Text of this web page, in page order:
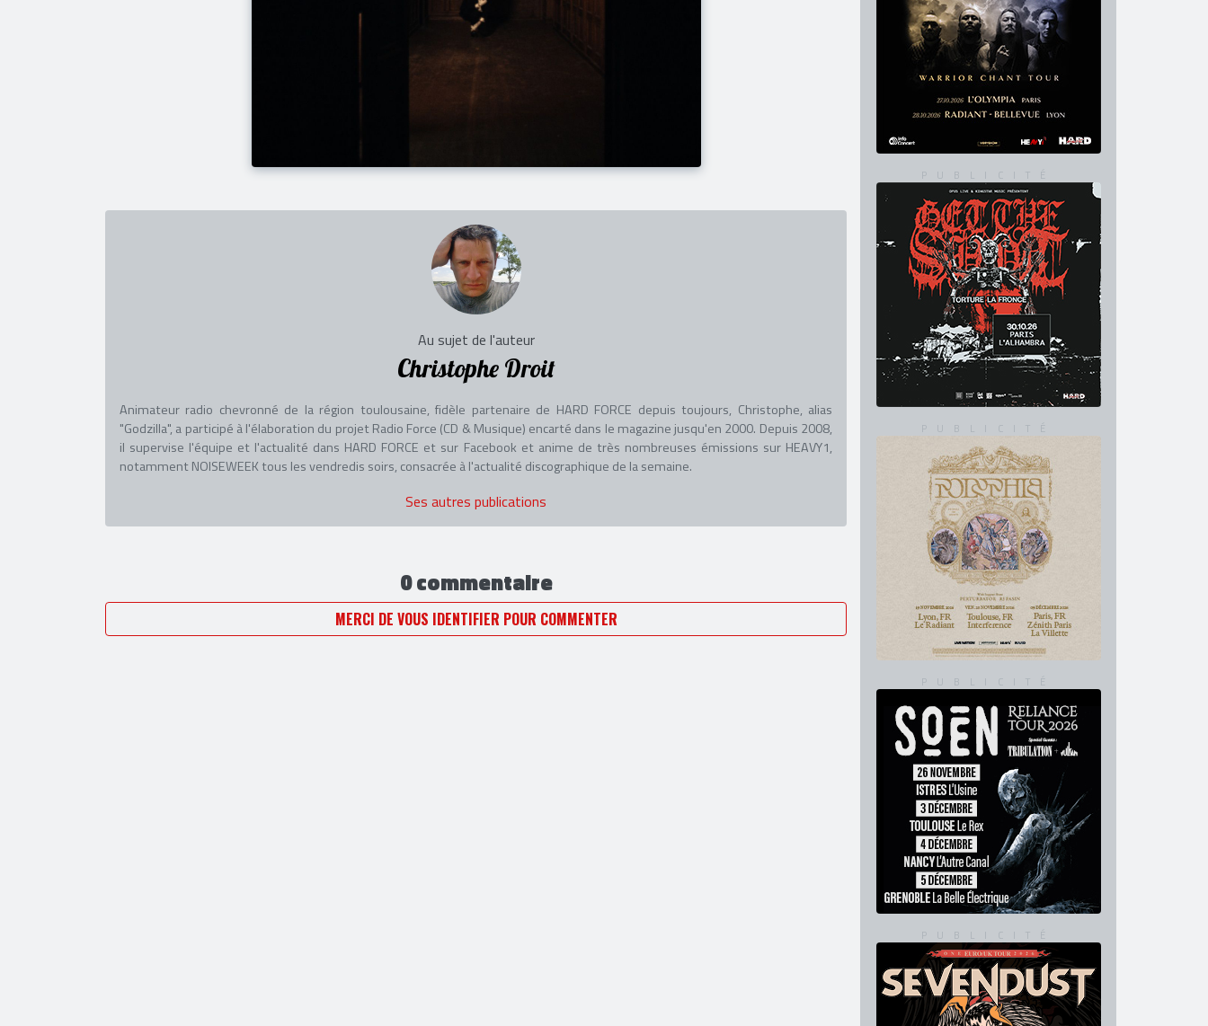
Au sujet de l'auteur
Christophe Droit
Animateur radio chevronné de la région toulousaine, fidèle partenaire de HARD FORCE depuis toujours, Christophe, alias
"Godzilla", a participé à l'élaboration du projet Radio Force (CD & Musique) encarté dans le magazine jusqu'en 2000. Depuis 2008,
il supervise l'équipe et l'actualité dans HARD FORCE et sur Facebook et anime de très nombreuses émissions sur HEAVY1,
notamment NOISEWEEK tous les vendredis soirs, consacrée à l'actualité discographique de la semaine.
Ses autres publications
0 commentaire
MERCI DE VOUS IDENTIFIER POUR COMMENTER